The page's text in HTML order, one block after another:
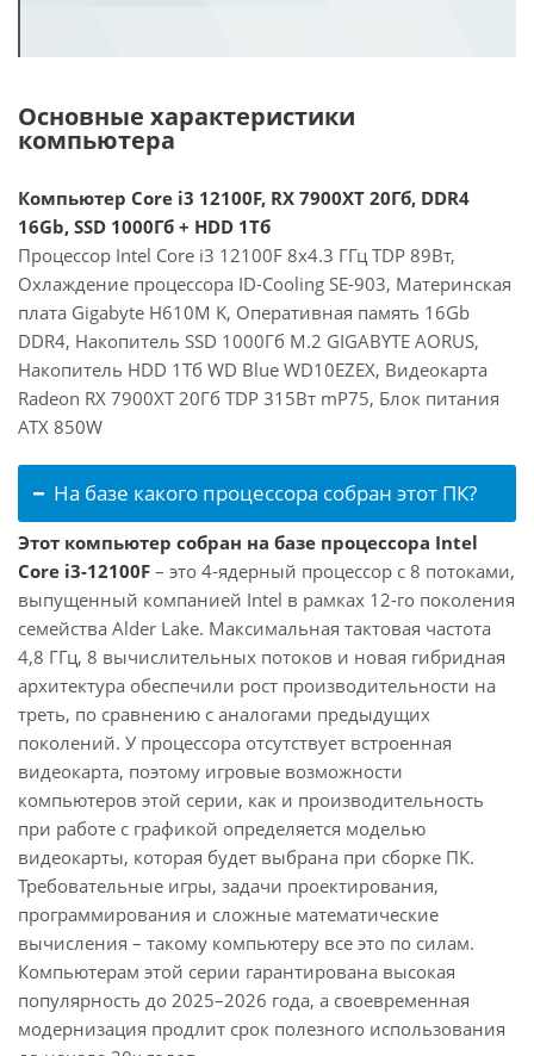
Основные характеристики
компьютера
Компьютер Core i3 12100F, RX 7900XT 20Гб, DDR4
16Gb, SSD 1000Гб + HDD 1Тб
Процессор Intel Core i3 12100F 8x4.3 ГГц TDP 89Вт,
Охлаждение процессора ID-Cooling SE-903, Материнская
плата Gigabyte H610M K, Оперативная память 16Gb
DDR4, Накопитель SSD 1000Гб M.2 GIGABYTE AORUS,
Накопитель HDD 1Тб WD Blue WD10EZEX, Видеокарта
Radeon RX 7900XT 20Гб TDP 315Вт mP75, Блок питания
ATX 850W
На базе какого процессора собран этот ПК?
Этот компьютер собран на базе процессора Intel
Core i3-12100F – это 4-ядерный процессор с 8 потоками,
выпущенный компанией Intel в рамках 12-го поколения
семейства Alder Lake. Максимальная тактовая частота
4,8 ГГц, 8 вычислительных потоков и новая гибридная
архитектура обеспечили рост производительности на
треть, по сравнению с аналогами предыдущих
поколений. У процессора отсутствует встроенная
видеокарта, поэтому игровые возможности
компьютеров этой серии, как и производительность
при работе с графикой определяется моделью
видеокарты, которая будет выбрана при сборке ПК.
Требовательные игры, задачи проектирования,
программирования и сложные математические
вычисления – такому компьютеру все это по силам.
Компьютерам этой серии гарантирована высокая
популярность до 2025–2026 года, а своевременная
модернизация продлит срок полезного использования